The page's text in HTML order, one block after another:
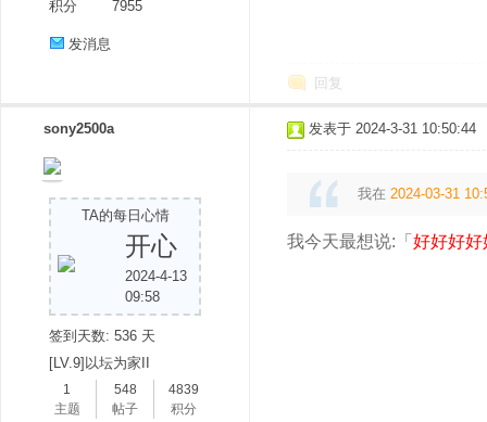
积分 7955
发消息
回复
sony2500a
TA的每日心情
开心
2024-4-13
09:58
签到天数: 536 天
[LV.9]以坛为家II
1
主题
548
帖子
4839
积分
发表于 2024-3-31 10:50:44
我在 2024-03-31
我今天最想说:「 好好好好